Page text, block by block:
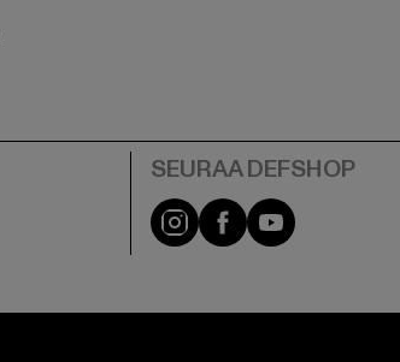
Visit our Instagram
Visit ourVisit our